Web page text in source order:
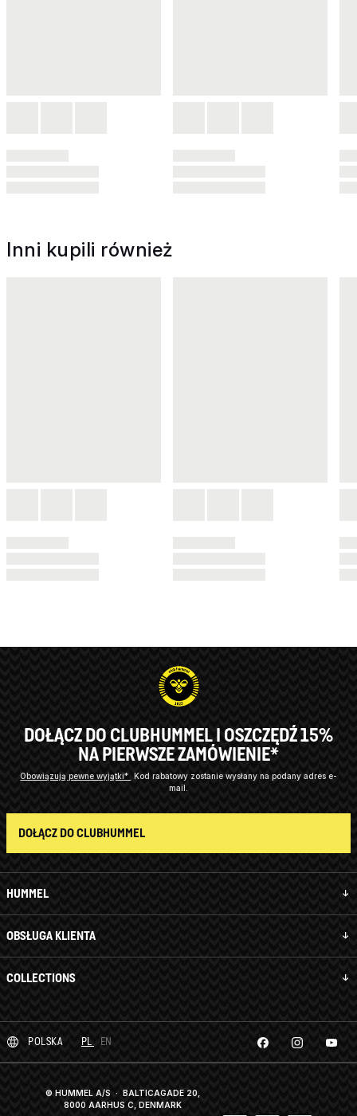
Inni kupili również
HUMMEL
OBSŁUGA KLIENTA
COLLECTIONS
DOŁĄCZ DO CLUBHUMMEL I OSZCZĘDŹ 15%
NA PIERWSZE ZAMÓWIENIE*
Obowiązują pewne wyjątki*
Kod rabatowy zostanie wysłany na podany adres e-
mail.
DOŁĄCZ DO CLUBHUMMEL
POLSKA PL EN
© HUMMEL A/S · BALTICAGADE 20,
8000 AARHUS C, DENMARK